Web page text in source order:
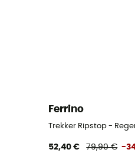
Ferrino
Trekker Ripstop -
52,40 € 79,90 € -